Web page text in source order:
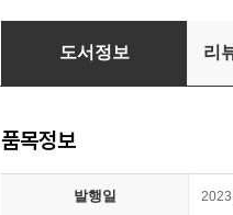
이토록 공부가 재미있어지
도서정보 리
품목정보
발행일 2023